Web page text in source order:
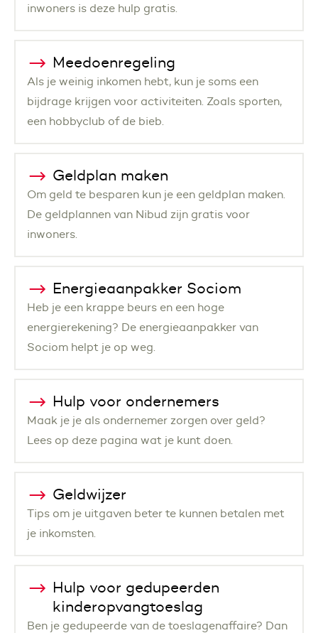
inwoners is deze hulp gratis.
Meedoenregeling
Als je weinig inkomen hebt, kun je soms een
bijdrage krijgen voor activiteiten. Zoals sporten,
een hobbyclub of de bieb.
Geldplan maken
Om geld te besparen kun je een geldplan maken.
De geldplannen van Nibud zijn gratis voor
inwoners.
Energieaanpakker Sociom
Heb je een krappe beurs en een hoge
energierekening? De energieaanpakker van
Sociom helpt je op weg.
Hulp voor ondernemers
Maak je je als ondernemer zorgen over geld?
Lees op deze pagina wat je kunt doen.
Geldwijzer
Tips om je uitgaven beter te kunnen betalen met
je inkomsten.
Hulp voor gedupeerden
kinderopvangtoeslag
Ben je gedupeerde van de toeslagenaffaire? Dan